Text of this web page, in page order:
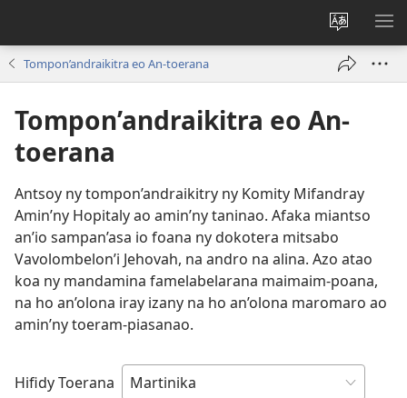
Hiova
fiteny
Tompon’andraikitra eo An-toerana
Tompon’andraikitra eo An-
toerana
Antsoy ny tompon’andraikitry ny Komity Mifandray
Amin’ny Hopitaly ao amin’ny taninao. Afaka miantso
an’io sampan’asa io foana ny dokotera mitsabo
Vavolombelon’i Jehovah, na andro na alina. Azo atao
koa ny mandamina famelabelarana maimaim-poana,
na ho an’olona iray izany na ho an’olona maromaro ao
amin’ny toeram-piasanao.
Hifidy Toerana